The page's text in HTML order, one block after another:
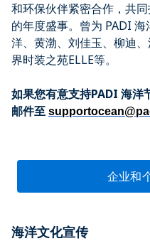
和环保伙伴紧密合作，共
的年度盛事。曾为 PADI
洋、黄渤、刘佳玉、柳迪
界时装之苑ELLE等。
如果您有意支持PADI 海洋
邮件至
企业和
海洋文化宣传